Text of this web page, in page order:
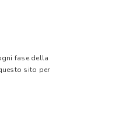
fase della
sito per